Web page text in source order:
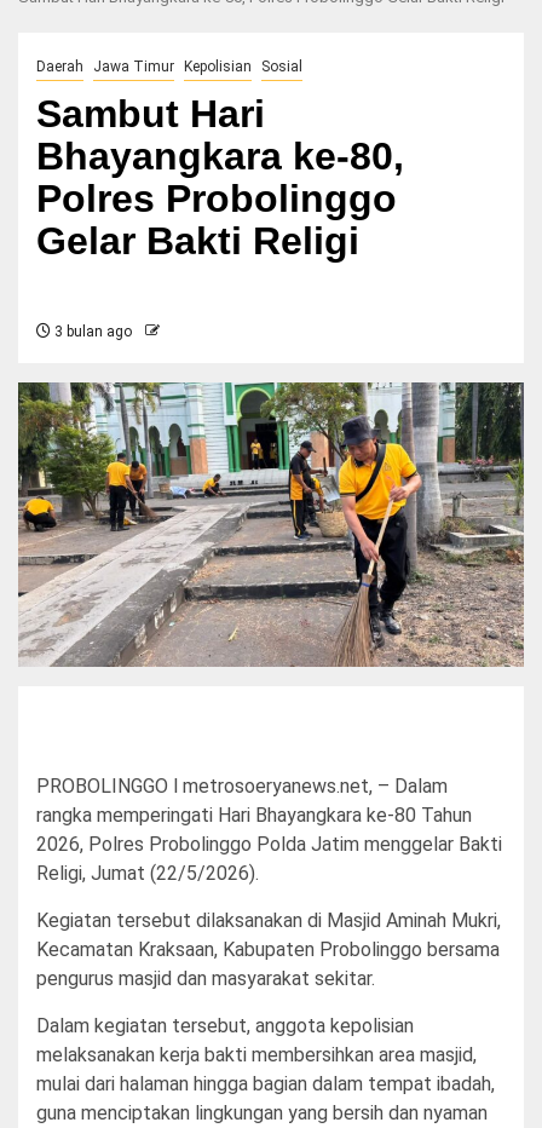
Daerah Jawa Timur Kepolisian Sosial
Sambut Hari
Bhayangkara ke-80,
Polres Probolinggo
Gelar Bakti Religi
3 bulan ago
PROBOLINGGO l metrosoeryanews.net, – Dalam
rangka memperingati Hari Bhayangkara ke-80 Tahun
2026, Polres Probolinggo Polda Jatim menggelar Bakti
Religi, Jumat (22/5/2026).
Kegiatan tersebut dilaksanakan di Masjid Aminah Mukri,
Kecamatan Kraksaan, Kabupaten Probolinggo bersama
pengurus masjid dan masyarakat sekitar.
Dalam kegiatan tersebut, anggota kepolisian
melaksanakan kerja bakti membersihkan area masjid,
mulai dari halaman hingga bagian dalam tempat ibadah,
guna menciptakan lingkungan yang bersih dan nyaman